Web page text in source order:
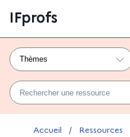
au
contenu
IFprofs
Thèmes
Rechercher une ressource
Vous êtes ici :
Accueil / Ressources